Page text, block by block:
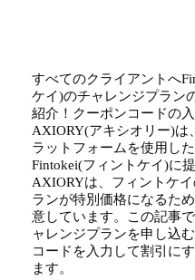
すべてのクライアントへ
ケイ)のチャレンジプラン
紹介！クーポンコードの
AXIORY(アキシオリー)は
ラットフォームを使用し
Fintokei(フィントケイ)に
AXIORYは、フィントケ
ランが特別価格になるた
意しています。この記事
ャレンジプランを申し込
コードを入力して割引に
ます。